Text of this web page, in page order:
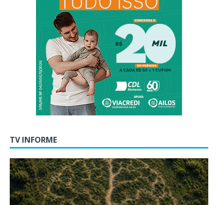
TV INFORME